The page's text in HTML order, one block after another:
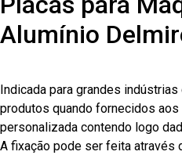
Alumínio
Indicada para grandes
produtos quando fornecidos
personalizada contendo logo
A fixação pode ser feita através